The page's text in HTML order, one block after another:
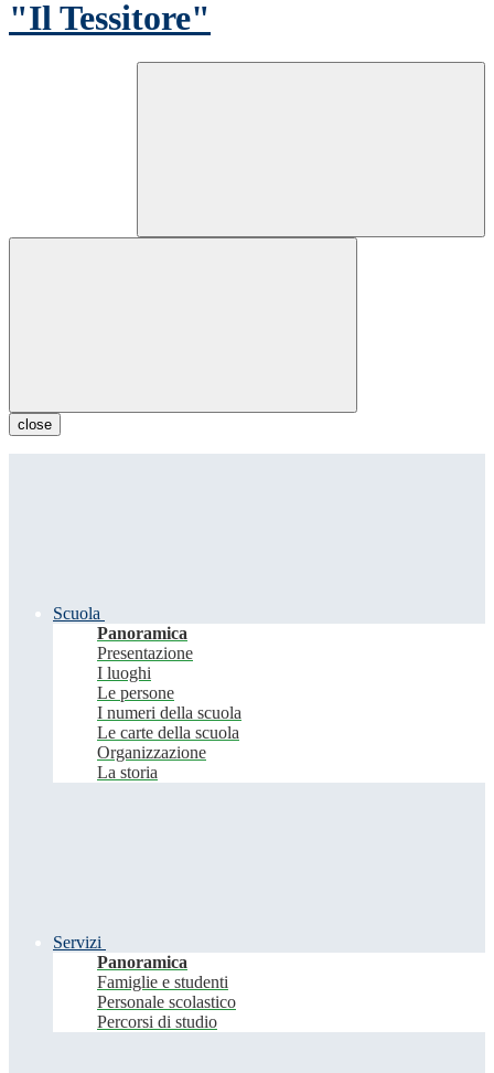
close
Scuola
Panoramica
Presentazione
I luoghi
Le persone
I numeri della scuola
Le carte della scuola
Organizzazione
La storia
Servizi
Panoramica
Famiglie e studenti
Personale scolastico
Percorsi di studio